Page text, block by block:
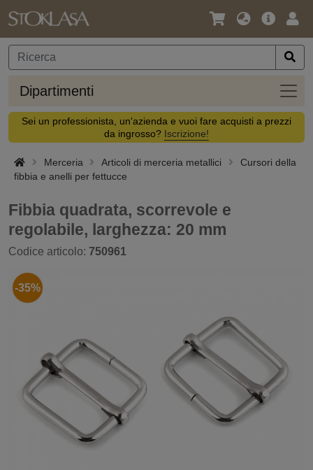
Lingua
Valuta
Offerta
Dipartimenti
Sei un professionista, un'azienda e vuoi fare acquisti a prezzi
da ingrosso? Iscrizione!
Merceria Articoli di merceria metallici
Cursori della
fibbia e anelli per fettucce
Fibbia quadrata, scorrevole e
regolabile, larghezza: 20 mm
Codice articolo: 750961
-35%